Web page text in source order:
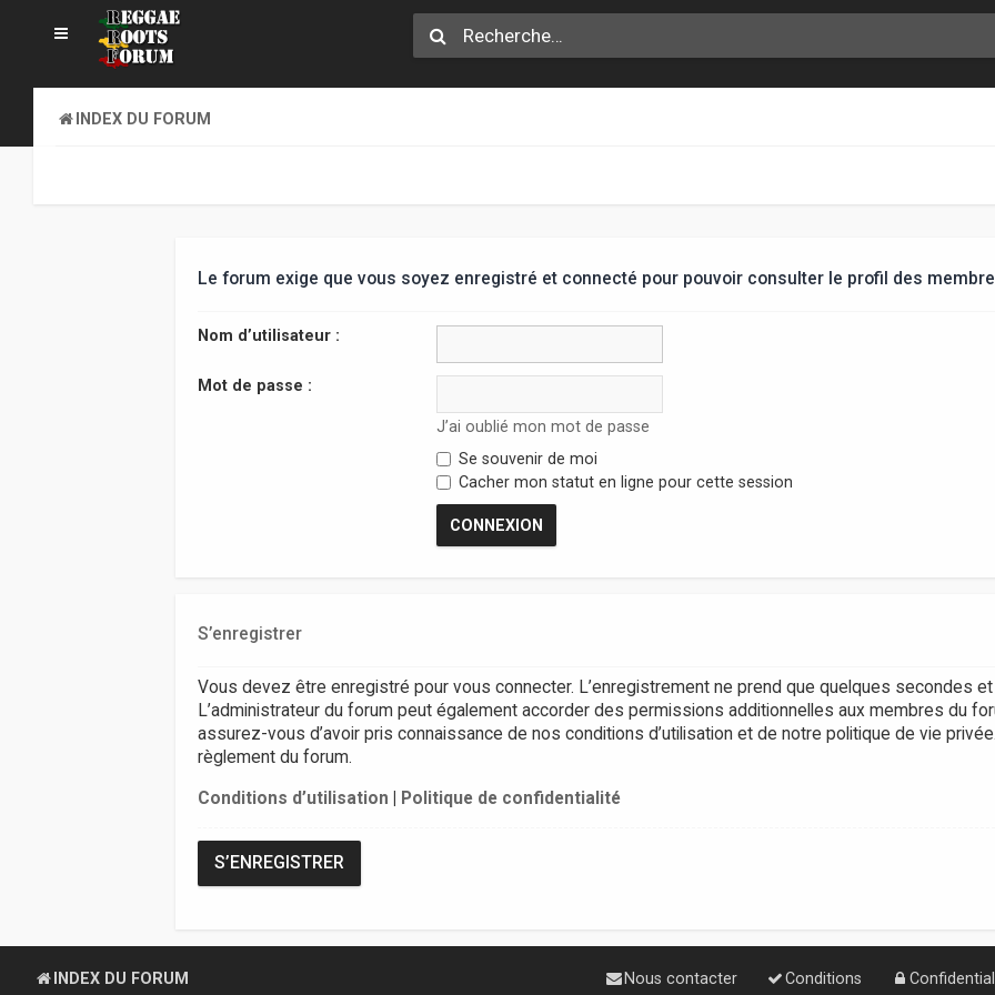
INDEX DU FORUM
Le forum exige que vous soyez enregistré et connecté pour pouvoir consulter le profil des
Nom d’utilisateur :
Mot de passe :
J’ai oublié mon mot de passe
Se souvenir de moi
Cacher mon statut en ligne pour cette session
S’enregistrer
Vous devez être enregistré pour vous connecter. L’enregistrement ne prend que quelques secondes
L’administrateur du forum peut également accorder des permissions additionnelles aux membres du
assurez-vous d’avoir pris connaissance de nos conditions d’utilisation et de notre politique de vie
règlement du forum.
Conditions d’utilisation Politique de confidentialité
S’ENREGISTRER
INDEX DU FORUM Conditions
Nous contacter